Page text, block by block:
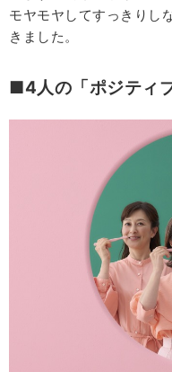
モヤモヤしてすっきりし
きました。
■4人の「ポジティ